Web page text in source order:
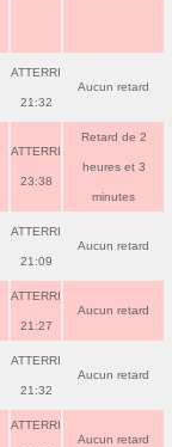
ATTERRI
21:32
Aucun retard
ATTERRI
23:38
Retard de 2
heures et 3
minutes
ATTERRI
21:09
Aucun retard
ATTERRI
21:27
Aucun retard
ATTERRI
21:32
Aucun retard
ATTERRI
Aucun retard